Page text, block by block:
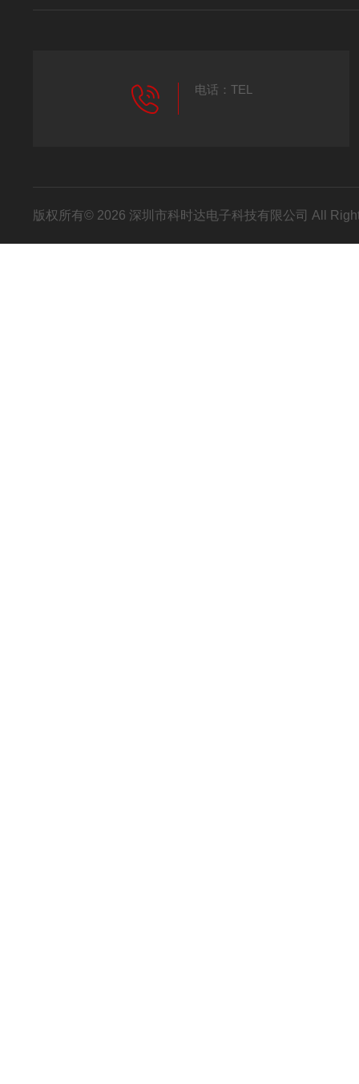
电话：TEL
版权所有© 2026 深圳市科时达电子科技有限公司 All